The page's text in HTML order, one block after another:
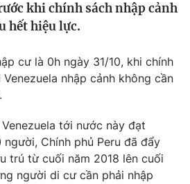
khi chính sách nhập cảnh
hết hiệu lực.
cư là 0h ngày 31/10, khi chính
nhập cảnh không cần
tới nước này đạt
Chính phủ Peru đã đẩy
trú từ cuối năm 2018 lên cuối
người di cư cần phải nhập